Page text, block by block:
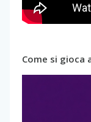
Come si gioca